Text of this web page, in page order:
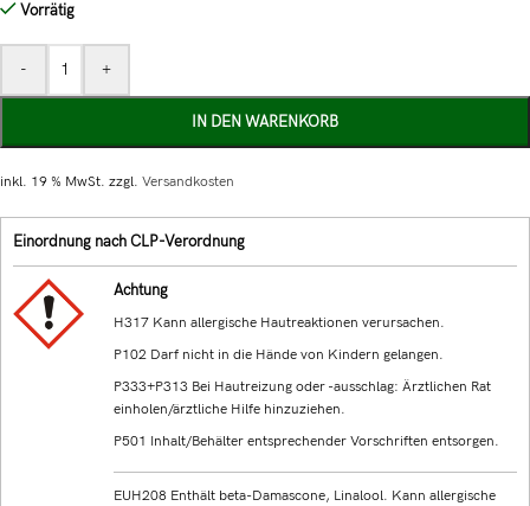
Vorrätig
- +
IN DEN WARENKORB
inkl. 19 % MwSt. zzgl. Versandkosten
Einordnung nach CLP-Verordnung
Achtung
H317 Kann allergische Hautreaktionen verursachen.
P102 Darf nicht in die Hände von Kindern gelangen.
P333+P313 Bei Hautreizung oder -ausschlag: Ärztlichen Rat
einholen/ärztliche Hilfe hinzuziehen.
P501 Inhalt/Behälter entsprechender Vorschriften entsorgen.
EUH208 Enthält beta-Damascone, Linalool. Kann allergische